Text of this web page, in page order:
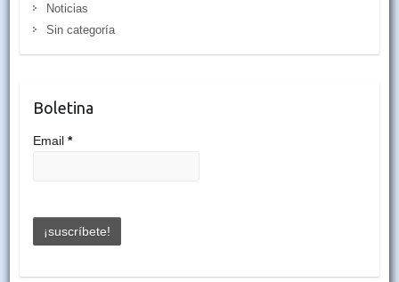
Noticias
Sin categoría
Boletina
Email *